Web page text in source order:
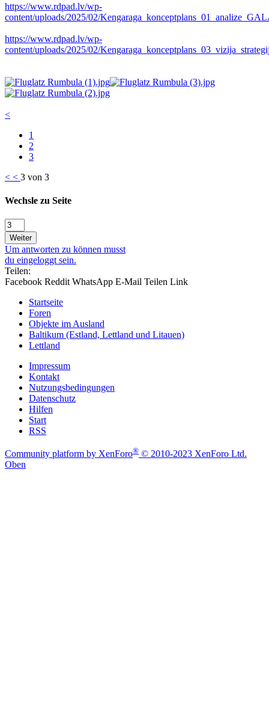
https://www.rdpad.lv/wp-
content/uploads/2025/02/
https://www.rdpad.lv/wp-
content/uploads/2025/02/
<
1
2
3
< < 3 von 3
Wechsle zu Seite
Weiter
Um antworten zu können musst
du eingeloggt sein.
Teilen:
Facebook Reddit WhatsApp E-Mail Teilen Link
Startseite
Foren
Objekte im Ausland
Baltikum (Estland, Lettland und Litauen)
Lettland
Impressum
Kontakt
Nutzungsbedingungen
Datenschutz
Hilfen
Start
RSS
Community platform by XenForo® © 2010-2023 XenForo Ltd.
Oben